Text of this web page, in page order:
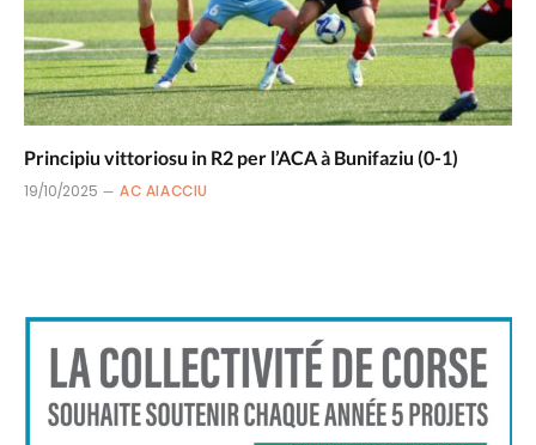
Principiu vittoriosu in R2 per l’ACA à Bunifaziu (0-1)
19/10/2025 AC AIACCIU